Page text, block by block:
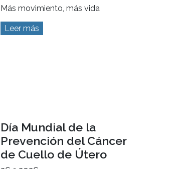
6.4.2026
Más movimiento, más vida
Leer más